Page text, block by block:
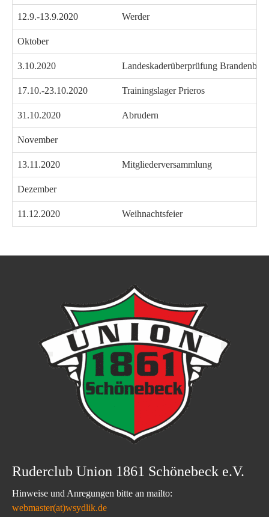
12.9.-13.9.2020 Werder
Oktober
3.10.2020 Landeskaderüberprüfung Brandenburg
17.10.-23.10.2020 Trainingslager Prieros
31.10.2020 Abrudern
November
13.11.2020 Mitgliederversammlung
Dezember
11.12.2020 Weihnachtsfeier
Ruderclub Union 1861 Schönebeck e.V.
Hinweise und Anregungen bitte an mailto:
webmaster(at)wsydlik.de